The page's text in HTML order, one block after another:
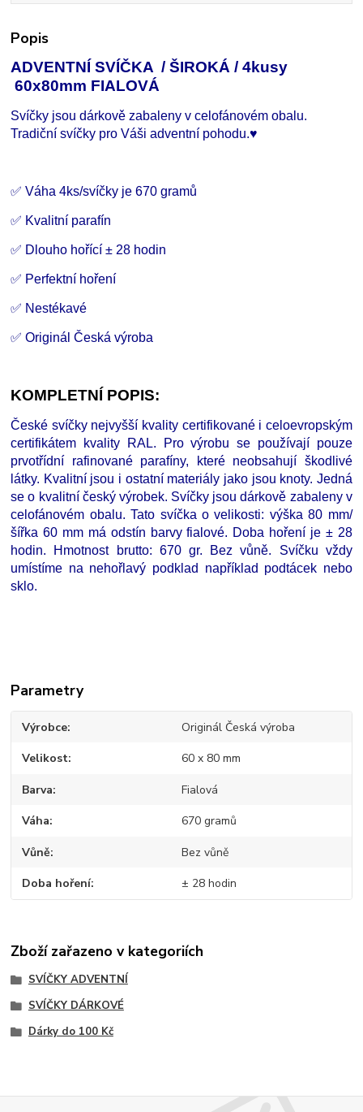
Popis
ADVENTNÍ SVÍČKA / ŠIROKÁ / 4kusy
60x80mm FIALOVÁ
Svíčky jsou dárkově zabaleny v celofánovém obalu.
Tradiční svíčky pro Váši adventní pohodu.♥
✅ Váha 4ks/svíčky je 670 gramů
✅ Kvalitní parafín
✅ Dlouho hořící± 28 hodin
✅ Perfektní hoření
✅ Nestékavé
✅ Originál Česká výroba
KOMPLETNÍ POPIS:
České svíčky nejvyšší kvality certifikované i celoevropským
certifikátem kvality RAL. Pro výrobu se používají pouze
prvotřídní rafinované parafíny, které neobsahují škodlivé
látky. Kvalitní jsou i ostatní materiály jako jsou knoty. Jedná
se o kvalitní český výrobek. Svíčky jsou dárkově zabaleny v
celofánovém obalu. Tato svíčka o velikosti: výška 80 mm/
šířka 60 mm má odstín barvy fialové. Doba hoření je ± 28
hodin. Hmotnost brutto: 670 gr. Bez vůně. Svíčku vždy
umístíme na nehořlavý podklad například podtácek nebo
sklo.
Parametry
Výrobce Originál Česká výroba
Velikost 60 x 80 mm
Barva Fialová
Váha 670 gramů
Vůně Bez vůně
Doba hoření ± 28 hodin
Zboží zařazeno v kategoriích
SVÍČKY ADVENTNÍ
SVÍČKY DÁRKOVÉ
Dárky do 100 Kč